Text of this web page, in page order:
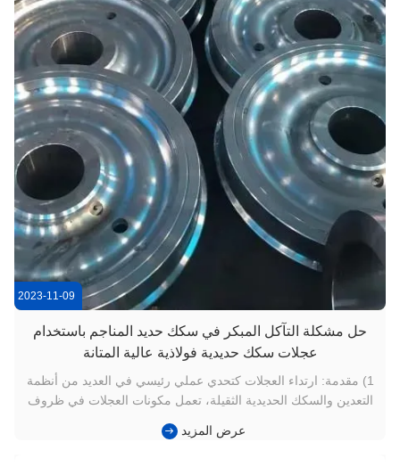
2023-11-09
حل مشكلة التآكل المبكر في سكك حديد المناجم باستخدام
عجلات سكك حديدية فولاذية عالية المتانة
1) مقدمة: ارتداء العجلات كتحدي عملي رئيسي في العديد من أنظمة
التعدين والسكك الحديدية الثقيلة، تعمل مكونات العجلات في ظروف
عجلة السكة الحديديةمع مرور الوقت، هذه العوامل غالبا ما تؤدي إلى
عرض المزيد